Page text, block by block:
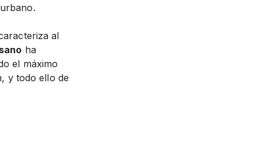
al
ha
el máximo
y todo ello de